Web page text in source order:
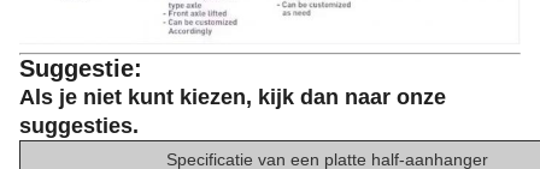
Suggestie:
Als je niet kunt kiezen, kijk dan naar onze
suggesties.
Specificatie van een platte half-aanhanger